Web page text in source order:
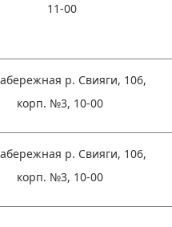
11-00
р. Свияги, 106,
корп. №3, 10-00
р. Свияги, 106,
корп. №3, 10-00